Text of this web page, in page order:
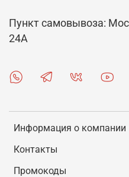
Информация о компании
Контакты
Промокоды
Пункт самовывоза:
24А